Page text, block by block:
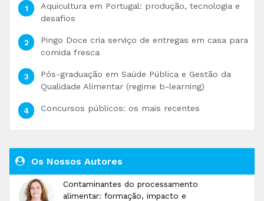
Aquicultura em Portugal: produção, tecnologia e
desafios
Pingo Doce cria serviço de entregas em casa para
comida fresca
Pós-graduação em Saúde Pública e Gestão da
Qualidade Alimentar (regime b-learning)
Concursos públicos: os mais recentes
Os Nossos Autores
Contaminantes do processamento
alimentar: formação, impacto e